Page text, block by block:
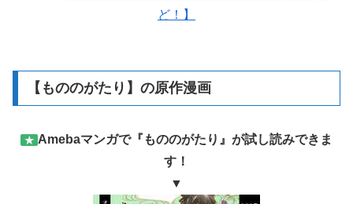
ど！】
【もののがたり】の原作漫画
★ Amebaマンガで『もののがたり』が試し読みできま
す！
▼